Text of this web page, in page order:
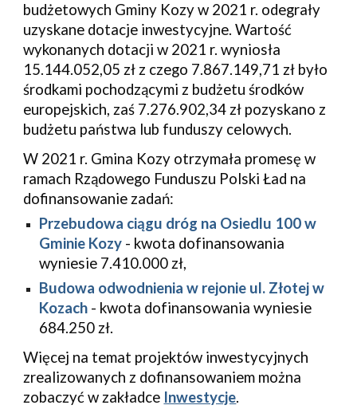
budżetowych Gminy Kozy w 2021 r. odegrały
uzyskane dotacje inwestycyjne. Wartość
15.144.052,05 zł z czego 7.867.149,71 zł było
środkami pochodzącymi z budżetu środków
europejskich, zaś 7.276.902,34 zł pozyskano z
budżetu państwa lub funduszy celowych.
W 2021 r. Gmina Kozy otrzymała promesę w
ramach Rządowego Funduszu Polski Ład na
dofinansowanie zadań:
Przebudowa ciągu dróg na Osiedlu 100 w
Gminie Kozy - kwota dofinansowania
wyniesie 7.410.000 zł,
Budowa odwodnienia w rejonie ul. Złotej w
Kozach - kwota dofinansowania wyniesie
684.250 zł.
Więcej na temat projektów inwestycyjnych
zrealizowanych z dofinansowaniem można
zobaczyć w zakładce Inwestycje.